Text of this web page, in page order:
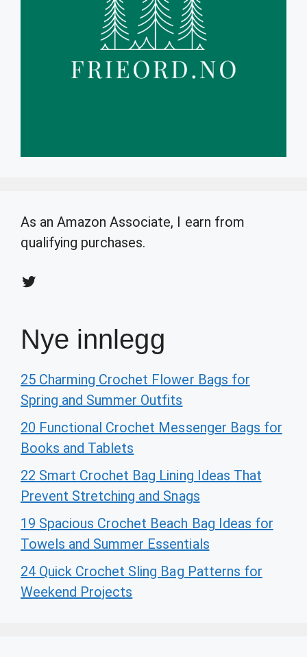
As an Amazon Associate, I earn from
qualifying purchases.
Twitter
Nye innlegg
25 Charming Crochet Flower Bags for
Spring and Summer Outfits
20 Functional Crochet Messenger Bags for
Books and Tablets
22 Smart Crochet Bag Lining Ideas That
Prevent Stretching and Snags
19 Spacious Crochet Beach Bag Ideas for
Towels and Summer Essentials
24 Quick Crochet Sling Bag Patterns for
Weekend Projects